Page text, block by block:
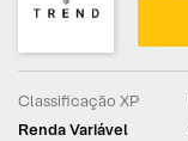
Classificação XP
Renda Variável